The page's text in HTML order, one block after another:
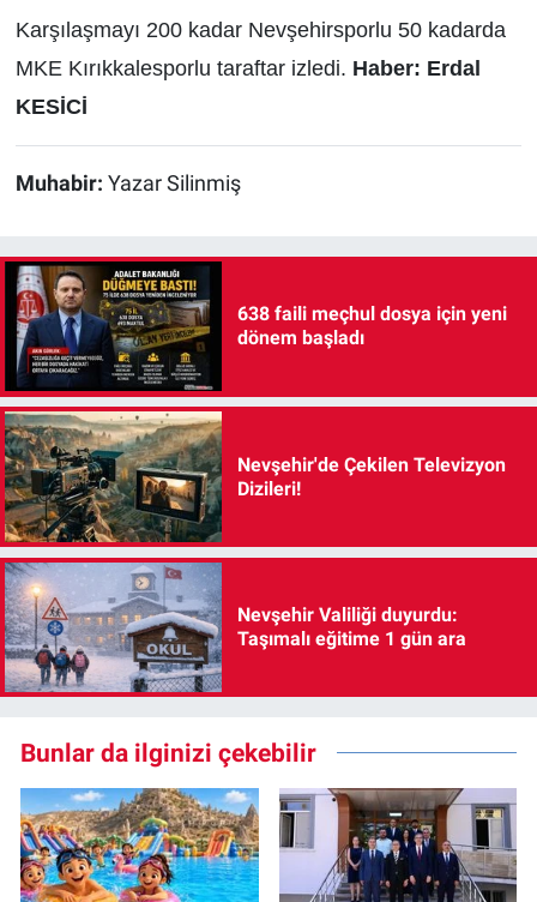
Karşılaşmayı 200 kadar Nevşehirsporlu 50 kadarda
MKE Kırıkkalesporlu taraftar izledi. Haber: Erdal
KESİCİ
Muhabir: Yazar Silinmiş
638 faili meçhul dosya için yeni
dönem başladı
Nevşehir'de Çekilen Televizyon
Dizileri!
Nevşehir Valiliği duyurdu:
Taşımalı eğitime 1 gün ara
Bunlar da ilginizi çekebilir